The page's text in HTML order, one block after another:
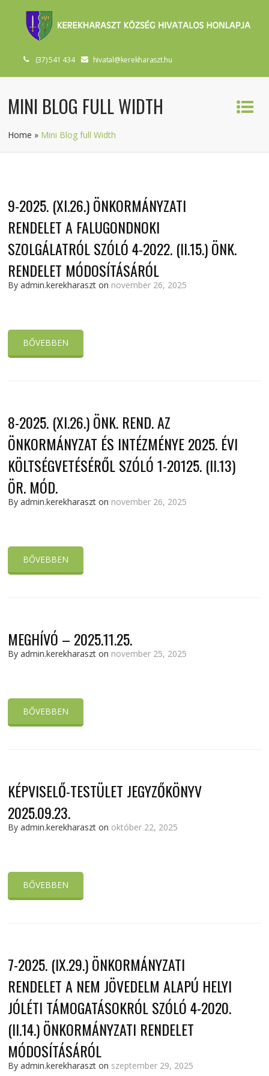
(37) 541 434 hivatal@kerekharaszt.hu
MINI BLOG FULL WIDTH
Home » Mini Blog full Width
9-2025. (XI.26.) ÖNKORMÁNYZATI
RENDELET A FALUGONDNOKI
SZOLGÁLATRÓL SZÓLÓ 4-2022. (II.15.) ÖNK.
RENDELET MÓDOSÍTÁSÁRÓL
By admin.kerekharaszt on november 26, 2025
BŐVEBBEN
8-2025. (XI.26.) ÖNK. REND. AZ
ÖNKORMÁNYZAT ÉS INTÉZMÉNYE 2025. ÉVI
KÖLTSÉGVETÉSÉRŐL SZÓLÓ 1-20125. (II.13)
ÖR. MÓD.
By admin.kerekharaszt on november 26, 2025
BŐVEBBEN
MEGHÍVÓ – 2025.11.25.
By admin.kerekharaszt on november 25, 2025
BŐVEBBEN
KÉPVISELŐ-TESTÜLET JEGYZŐKÖNYV
2025.09.23.
By admin.kerekharaszt on október 22, 2025
BŐVEBBEN
7-2025. (IX.29.) ÖNKORMÁNYZATI
RENDELET A NEM JÖVEDELM ALAPÚ HELYI
JÓLÉTI TÁMOGATÁSOKRÓL SZÓLÓ 4-2020.
(II.14.) ÖNKORMÁNYZATI RENDELET
MÓDOSÍTÁSÁRÓL
By admin.kerekharaszt on szeptember 29, 2025